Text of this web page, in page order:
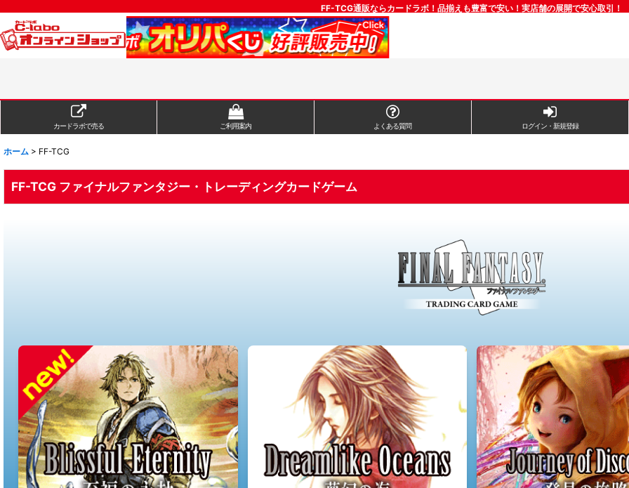
FF-TCG通販ならカードラボ！品揃えも豊富で安い！実店舗の展開で安心取引！
カードラボで売る ご利用案内 よくある質問 ログイン・新規登録
ホーム > FF-TCG
FF-TCG ファイナルファンタジー・トレーディングカードゲーム